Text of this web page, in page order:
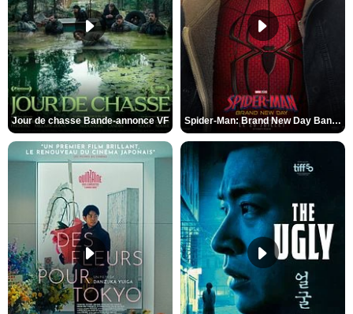
Jour de chasse Bande-annonce VF Spider-Man: Brand New Day Bande-annonce (3) VO STFR